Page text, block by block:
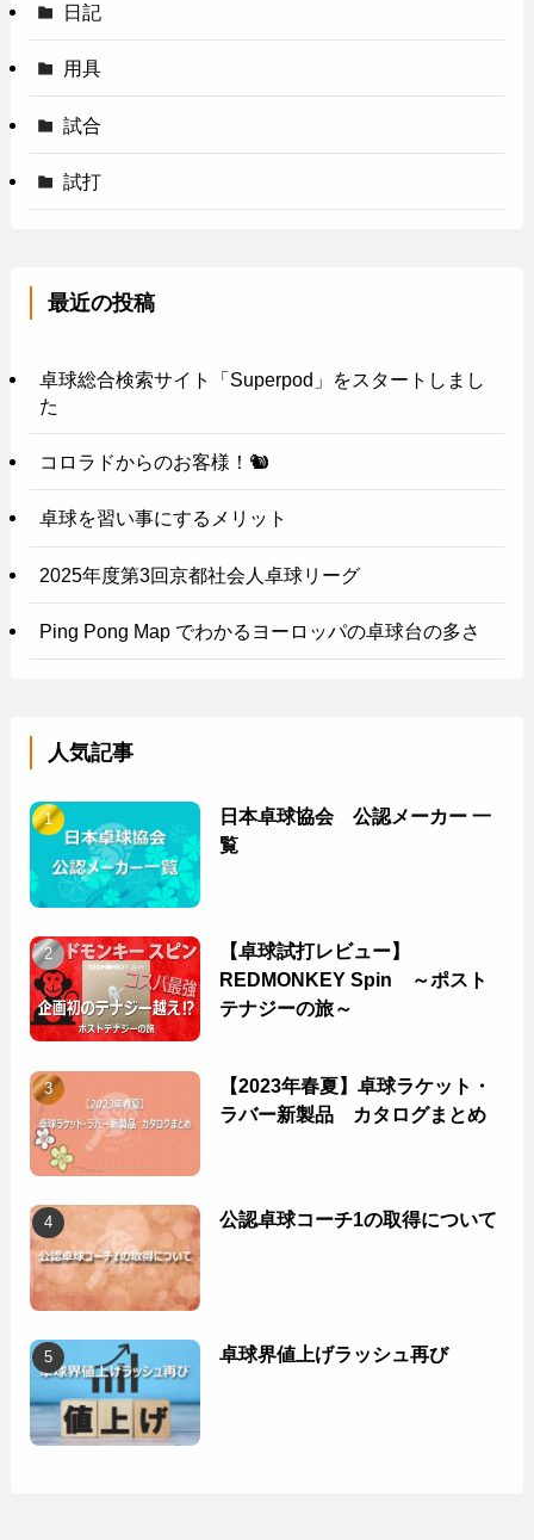
日記
用具
試合
試打
最近の投稿
卓球総合検索サイト「Superpod」をスタートしまし
た
コロラドからのお客様！🐿️
卓球を習い事にするメリット
2025年度第3回京都社会人卓球リーグ
Ping Pong Map でわかるヨーロッパの卓球台の多さ
人気記事
日本卓球協会 公認メーカー 一
覧
【卓球試打レビュー】
REDMONKEY Spin ～ポスト
テナジーの旅～
【2023年春夏】卓球ラケット・
ラバー新製品 カタログまとめ
公認卓球コーチ1の取得について
卓球界値上げラッシュ再び